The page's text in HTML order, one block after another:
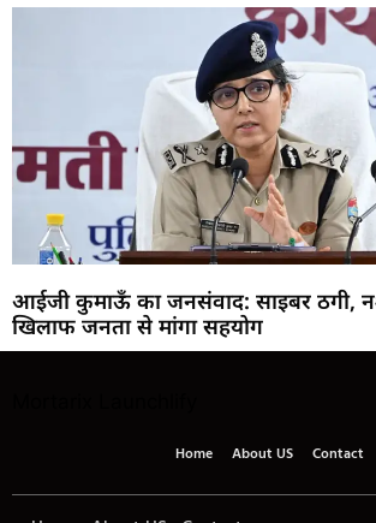
आईजी कुमाऊँ का जनसंवाद: साइबर ठगी,
खिलाफ जनता से मांगा सहयोग
Home About US Contact